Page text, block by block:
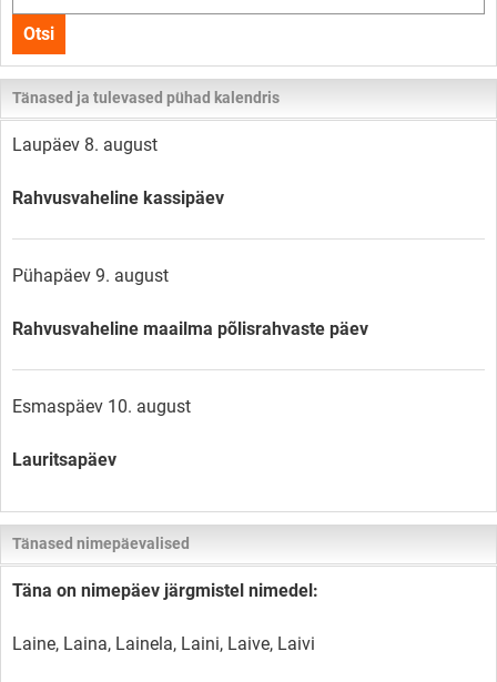
kogu
lehelt
Otsi
Tänased ja tulevased pühad kalendris
Laupäev 8. august
Rahvusvaheline kassipäev
Pühapäev 9. august
Rahvusvaheline maailma põlisrahvaste päev
Esmaspäev 10. august
Lauritsapäev
Tänased nimepäevalised
Täna on nimepäev järgmistel nimedel:
Laine, Laina, Lainela, Laini, Laive, Laivi